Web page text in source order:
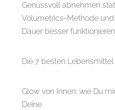
Genussvoll abnehmen
Volumetrics-Methode
Dauer besser
Die 7 besten
Glow von Innen: wie Du
Deine